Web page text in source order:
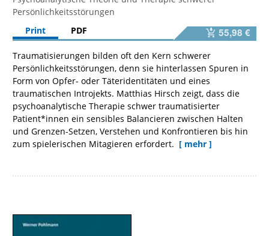
Persönlichkeitsstörungen
Print
PDF 55,98 €
Traumatisierungen bilden oft den Kern schwerer
Persönlichkeitsstörungen, denn sie hinterlassen Spuren in
Form von Opfer- oder Täteridentitäten und eines
traumatischen Introjekts. Matthias Hirsch zeigt, dass die
psychoanalytische Therapie schwer traumatisierter
Patient*innen ein sensibles Balancieren zwischen Halten
und Grenzen-Setzen, Verstehen und Konfrontieren bis hin
zum spielerischen Mitagieren erfordert. [ mehr ]